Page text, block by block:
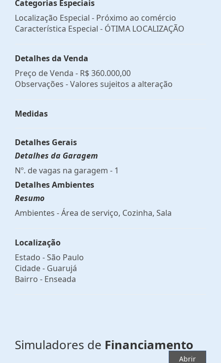
Categorias Especiais
Localização Especial - Próximo ao comércio
Característica Especial - ÓTIMA LOCALIZAÇÃO
Detalhes da Venda
Preço de Venda - R$ 360.000,00
Observações - Valores sujeitos a alteração
Medidas
Detalhes Gerais
Detalhes da Garagem
Nº. de vagas na garagem - 1
Detalhes Ambientes
Resumo
Ambientes - Área de serviço, Cozinha, Sala
Localização
Estado -São Paulo
Cidade - Guarujá
Bairro - Enseada
Simuladores de Financiamento
Abrir